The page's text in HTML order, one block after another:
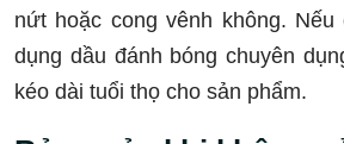
nứt hoặc cong vênh không.
dụng dầu đánh bóng chuyên
kéo dài tuổi thọ cho sản phẩm.